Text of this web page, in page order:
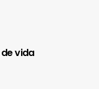
vida